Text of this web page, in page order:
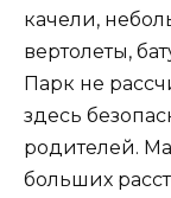
качели,
вертолеты,
Парк не
здесь
родителей.
больших